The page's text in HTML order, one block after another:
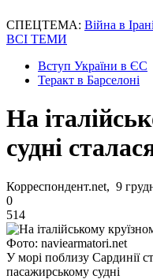
СПЕЦТЕМА: Війна в Ірані
ВСІ ТЕМИ
Вступ України в ЄС
Теракт в Барселоні
На
судні
Корреспондент.net, 9
0
514
Фото: naviearmatori.net
У морі поблизу Сардинії
пасажирському судні